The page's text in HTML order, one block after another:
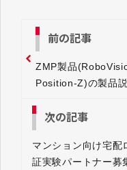
前の記事
ZMP製品
Position-Z)の製品
次の記事
マンション向け宅
証実験パートナー募